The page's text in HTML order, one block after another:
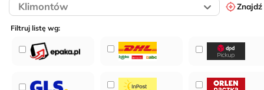
Filtruj listę wg: